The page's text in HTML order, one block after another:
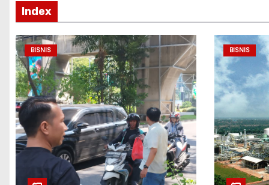
Index
BISNIS BISNIS